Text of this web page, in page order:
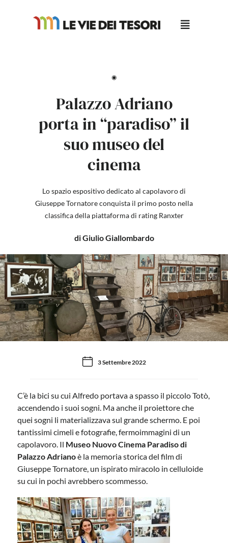
◉
Palazzo Adriano
porta in “paradiso” il
suo museo del
cinema
Lo spazio espositivo dedicato al capolavoro di
Giuseppe Tornatore conquista il primo posto nella
classifica della piattaforma di rating Ranxter
di Giulio Giallombardo
3 Settembre 2022
C’è la bici su cui Alfredo portava a spasso il piccolo Totò,
accendendo i suoi sogni. Ma anche il proiettore che
quei sogni li materializzava sul grande schermo. E poi
tantissimi cimeli e fotografie, fermoimmagini di un
capolavoro. Il Museo Nuovo Cinema Paradiso di
Palazzo Adrianoè la memoria storica del film di
Giuseppe Tornatore, un ispirato miracolo in celluloide
su cui in pochi avrebbero scommesso.